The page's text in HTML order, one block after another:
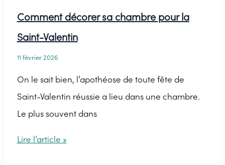
Comment décorer sa chambre pour la
Saint-Valentin
11 février 2026
On le sait bien, l’apothéose de toute fête de
Saint-Valentin réussie a lieu dans une chambre.
Le plus souvent dans
Comment
Lire l’article »